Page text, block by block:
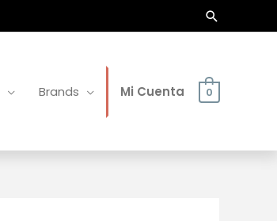
Buscar
Brands Mi Cuenta 0